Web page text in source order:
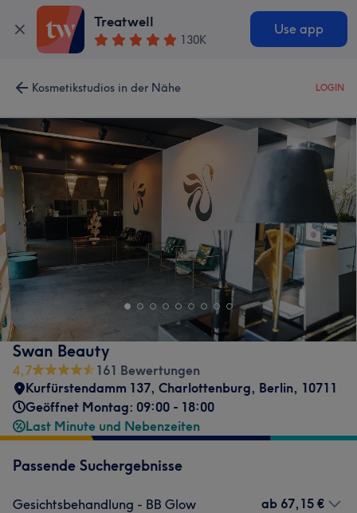
Treatwell
130K
Use app
Kosmetikstudios in der Nähe LOGIN
Swan Beauty
4,7
161 Bewertungen
Kurfürstendamm 137, Charlottenburg, Berlin, 10711
Geöffnet Montag: 09:00 - 18:00
Last Minute und Nebenzeiten
Passende Suchergebnisse
Gesichtsbehandlung - BB Glow
ab 67,15 €